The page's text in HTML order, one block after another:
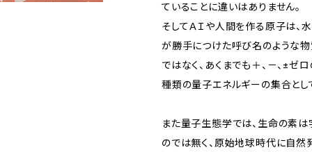
ていることに違いはありません。
そしてＡＩや人間を作る原子は、
が勝手につけた呼び名のような
ではなく、あくまでも＋、－、±ゼ
種類の量子エネルギーの集合とし
また量子生態学では、生命の素
のでは無く、原始地球時代に自然